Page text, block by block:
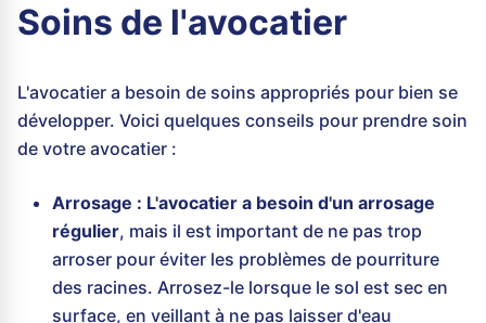
Soins de l'avocatier
L'avocatier a besoin de soins appropriés pour bien se
développer. Voici quelques conseils pour prendre soin
de votre avocatier :
Arrosage : L'avocatier a besoin d'un arrosage
régulier, mais il est important de ne pas trop
arroser pour éviter les problèmes de pourriture
des racines. Arrosez-le lorsque le sol est sec en
surface, en veillant à ne pas laisser d'eau